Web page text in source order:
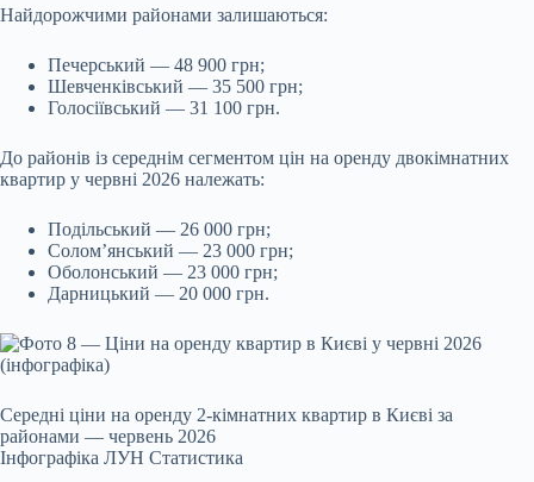
Найдорожчими районами залишаються:
Печерський — 48 900 грн;
Шевченківський — 35 500 грн;
Голосіївський — 31 100 грн.
До районів із середнім сегментом цін на оренду двокімнатних
квартир у червні 2026 належать:
Подільський — 26 000 грн;
Солом’янський — 23 000 грн;
Оболонський — 23 000 грн;
Дарницький — 20 000 грн.
Середні ціни на оренду 2-кімнатних квартир в Києві за
районами — червень 2026
Інфографіка ЛУН Статистика